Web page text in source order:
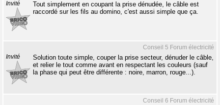
Invité
Tout simplement en coupant la prise dénudée, le câble est
raccordé sur les fils au domino, c'est aussi simple que ça.
Conseil 5 Forum électricité
Invité
Solution toute simple, couper la prise secteur, dénuder le câble,
et relier le tout comme avant en respectant les couleurs (sauf
la phase qui peut être différente : noire, marron, rouge...).
Conseil 6 Forum électricité